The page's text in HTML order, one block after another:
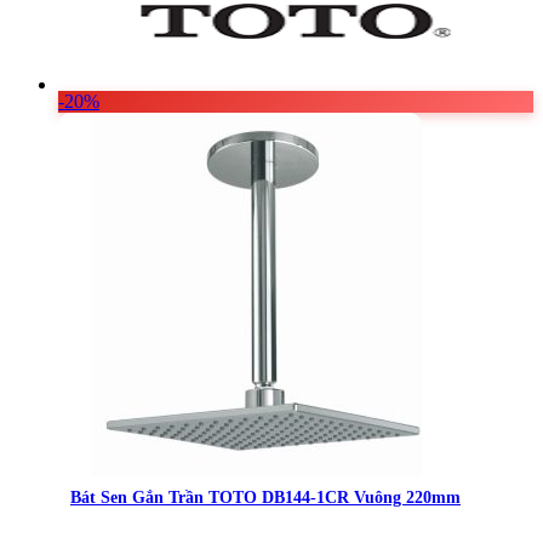
-20%
Bát Sen Gắn Trần TOTO DB144-1CR Vuông 220mm